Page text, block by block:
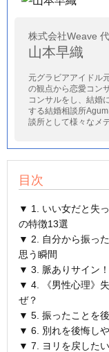
株式会社Weave
山本早織
元グラビアアイドル
の観点から恋愛コン
コンサルをし、結婚
する結婚相談所
談所として様々なメ
目次
▼ 1. いい女だと失
の特徴13選
▼ 2. 自分から振っ
思う瞬間
▼ 3. 脈ありサイン
▼ 4. 《男性心理》
ぜ？
▼ 5. 振ったことを
▼ 6. 別れを後悔し
▼ 7. ヨリを戻した